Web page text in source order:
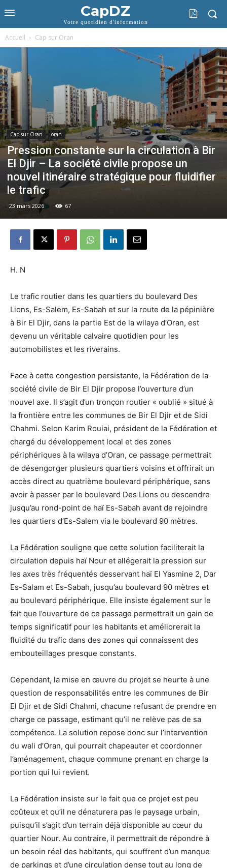
CapDZ
Votre quotidien d'information
Accueil Cap sur Oran
Cap sur Oran oran
Pression constante sur la circulation à Bir
El Djir – La société civile propose un
nouvel itinéraire stratégique pour fluidifier
le trafic
23 mars 2026 67
H. N
Le trafic routier dans les quartiers du boulevard Des
Lions, Es-Salem, Es-Sabah et sur la route de la pépinière
à Bir El Djir, dans la partie Est de la wilaya d’Oran, est
devenu un véritable calvaire quotidien pour les
automobilistes et les riverains.
Face à cette congestion persistante, la Fédération de la
société civile de Bir El Djir propose l’ouverture d’un
nouvel axe. Il s’agit d’un tronçon routier « oublié » situé à
la frontière entre les communes de Bir El Djir et de Sidi
Chahmi. Selon Karim Rouiai, président de la Fédération et
chargé du développement local et des zones
périphériques à la wilaya d’Oran, ce passage permettrait
de désengorger plusieurs quartiers voisins et offrirait un
accès direct au quatrième boulevard périphérique, sans
avoir à passer par le boulevard Des Lions ou descendre
jusqu’au rond-point de haï Es-Sabah avant de rejoindre
les quartiers d’Es-Salem via le boulevard 90 mètres.
La Fédération souligne que cette solution faciliterait la
circulation depuis haï Nour et allégerait la pression sur
les axes très fréquentés desservant haï El Yasmine 2, Dar
Es-Salam et Es-Sabah, jusqu’au boulevard 90 mètres et
au boulevard périphérique. Elle insiste également sur le
fait que l’ouverture de ce passage permettrait un gain de
temps significatif pour les habitants et améliorerait la
fluidité du trafic dans des zones qui connaissent des
embouteillages presque constants.
Cependant, la mise en œuvre du projet se heurte à une
question de responsabilités entre les communes de Bir
El Djir et de Sidi Chahmi, chacune refusant de prendre en
charge ce passage, estimant qu’il ne relève pas de sa
compétence. La solution repose donc sur l’intervention
du wali d’Oran, qui pourrait chapeauter et coordonner
l’aménagement, chaque commune prenant en charge la
portion qui lui revient.
La Fédération insiste sur le fait que ce projet est peu
coûteux et qu’il ne dénaturera pas le paysage urbain,
puisqu’il s’agit d’un terrain déjà disponible au cœur du
quartier Nour. Au contraire, il permettrait de répondre à
un besoin réel des habitants, qui souffrent d’un manque
de parkings et d’une circulation dense tout au long de